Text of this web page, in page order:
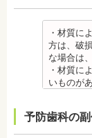
のケアを
・矯正中
歯の治療
して治療
・基本的
ません。
合は、一
治療を行
・抜歯す
は、成分
あるため
と、動悸
た、頬を
んでもわ
さらに、
い。矯正
にアレル
師の指示
抜歯・麻酔
・矯正を
は、抜歯
痛みを感
る場合が
膿症にな
ントを除
療には耳
す。
・インプ
手術を行
けられな
・材質に
方は、破
な場合は
・材質に
いものが
・ジルコ
を覆って
予防歯科の